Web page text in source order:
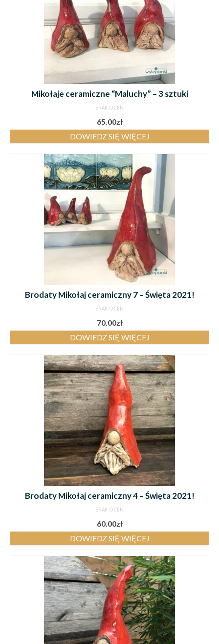
Mikołaje ceramiczne “Maluchy” – 3 sztuki
BRAK OCEN
65.00zł
DOWIEDZ SIĘ WIĘCEJ
Brodaty Mikołaj ceramiczny 7 – Święta 2021!
BRAK OCEN
70.00zł
DOWIEDZ SIĘ WIĘCEJ
Brodaty Mikołaj ceramiczny 4 – Święta 2021!
BRAK OCEN
60.00zł
DOWIEDZ SIĘ WIĘCEJ